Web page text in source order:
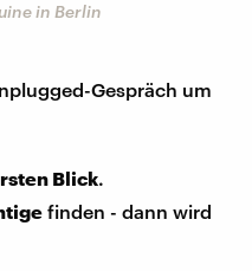
in Berlin
Gespräch um
Blick.
finden - dann wird